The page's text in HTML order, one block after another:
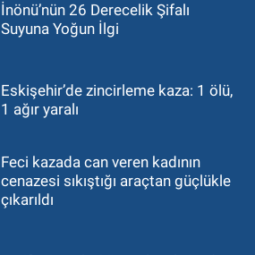
İnönü’nün 26 Derecelik Şifalı
Suyuna Yoğun İlgi
Eskişehir’de zincirleme kaza: 1 ölü,
1 ağır yaralı
Feci kazada can veren kadının
cenazesi sıkıştığı araçtan güçlükle
çıkarıldı